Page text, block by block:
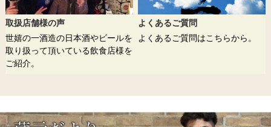
取扱店舗様の声
世嬉の一酒造の日本酒やビールを
取り扱って頂いている飲食店様を
ご紹介。
よくあるご質問
よくあるご質問はこちらから。